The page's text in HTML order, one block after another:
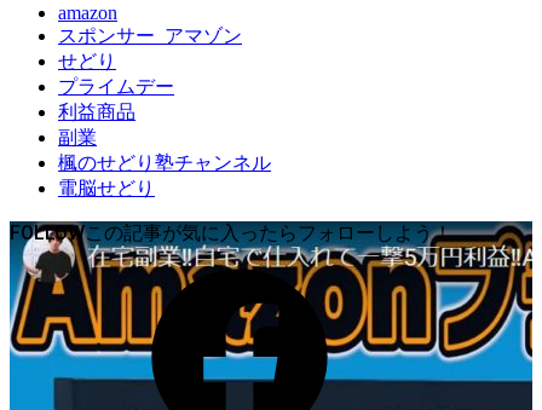
amazon
スポンサー_アマゾン
せどり
プライムデー
利益商品
副業
楓のせどり塾チャンネル
電脳せどり
FOLLOW